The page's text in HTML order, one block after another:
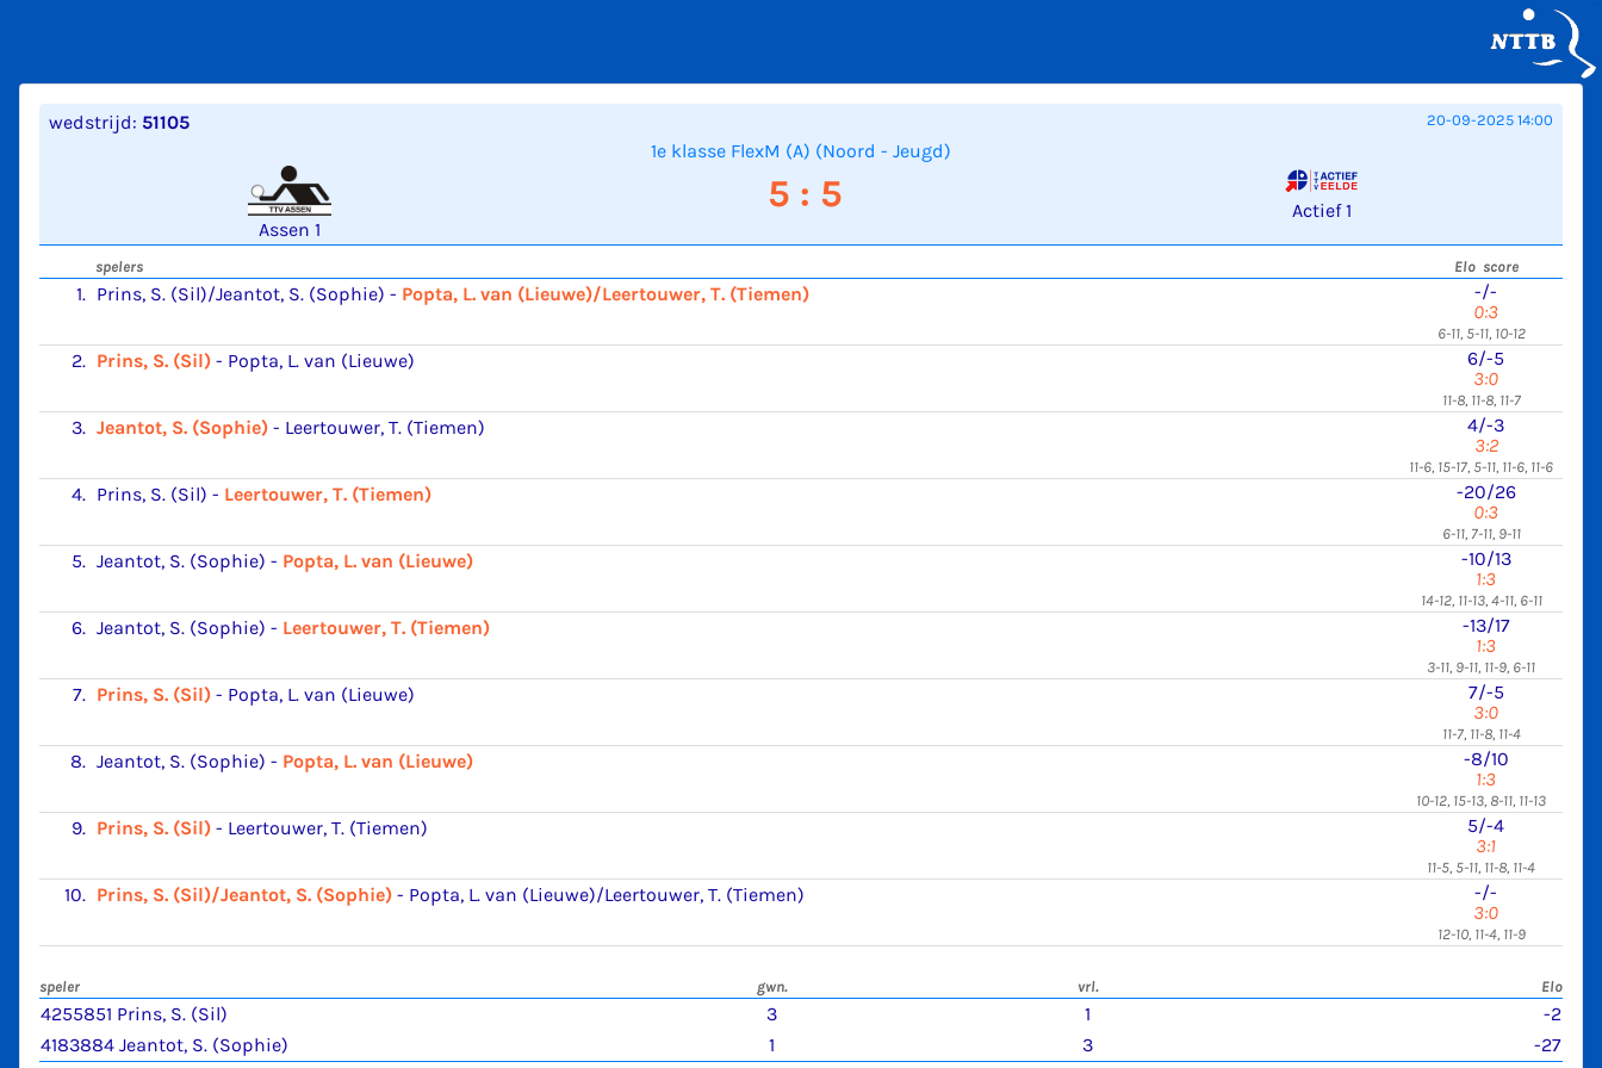
wedstrijd: 51105 20-09-2025 14:00
1e klasse FlexM (A) (Noord - Jeugd)
Assen 1
5 : 5 Actief 1
spelers Elo score
1. Prins, S. (Sil)/Jeantot, S. (Sophie) - Popta, L. van (Lieuwe)/Leertouwer, T. (Tiemen)
-/-
0:3
6-11, 5-11, 10-12
2. Prins, S. (Sil) - Popta, L. van (Lieuwe)
6/-5
3:0
11-8, 11-8, 11-7
3. Jeantot, S. (Sophie) - Leertouwer, T. (Tiemen)
4/-3
3:2
11-6, 15-17, 5-11, 11-6, 11-6
4. Prins, S. (Sil) - Leertouwer, T. (Tiemen)
-20/26
0:3
6-11, 7-11, 9-11
5. Jeantot, S. (Sophie) - Popta, L. van (Lieuwe)
-10/13
1:3
14-12, 11-13, 4-11, 6-11
6. Jeantot, S. (Sophie) - Leertouwer, T. (Tiemen)
-13/17
1:3
3-11, 9-11, 11-9, 6-11
7. Prins, S. (Sil) - Popta, L. van (Lieuwe)
7/-5
3:0
11-7, 11-8, 11-4
8. Jeantot, S. (Sophie) - Popta, L. van (Lieuwe)
-8/10
1:3
10-12, 15-13, 8-11, 11-13
9. Prins, S. (Sil) - Leertouwer, T. (Tiemen)
5/-4
3:1
11-5, 5-11, 11-8, 11-4
10. Prins, S. (Sil)/Jeantot, S. (Sophie) - Popta, L. van (Lieuwe)/Leertouwer, T. (Tiemen)
-/-
3:0
12-10, 11-4, 11-9
speler gwn. vrl. Elo
4255851 Prins, S. (Sil) 3 1
-2
4183884 Jeantot, S. (Sophie)
1 3
-27